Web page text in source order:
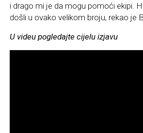
i drago mi je da mogu pomoći ekipi.
došli u ovako velikom broju, rekao je
U videu pogledajte cijelu izjavu